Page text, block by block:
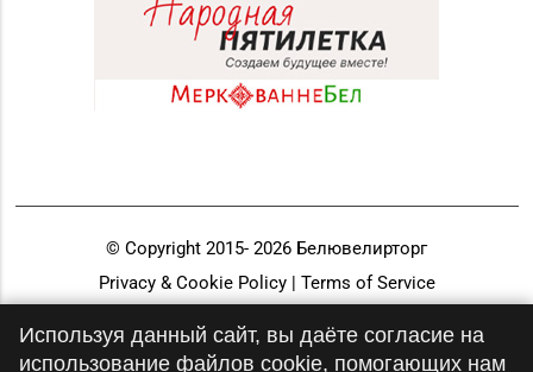
© Copyright 2015- 2026 Белювелирторг
Privacy & Cookie Policy | Terms of Service
Используя данный сайт, вы даёте согласие на
использование файлов cookie, помогающих нам